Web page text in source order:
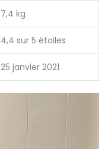
7,4 kg
4,4 sur 5 étoiles
25 janvier 2021